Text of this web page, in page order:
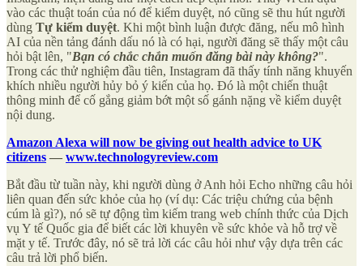
vào các thuật toán của nó để kiểm duyệt, nó cũng sẽ thu hút người
dùng Tự kiểm duyệt. Khi một bình luận được đăng, nếu mô hình
AI của nền tảng đánh dấu nó là có hại, người đăng sẽ thấy một câu
hỏi bật lên, "Bạn có chắc chắn muốn đăng bài này không?".
Trong các thử nghiệm đầu tiên, Instagram đã thấy tính năng khuyến
khích nhiều người hủy bỏ ý kiến ​​của họ. Đó là một chiến thuật
thông minh để cố gắng giảm bớt một số gánh nặng về kiểm duyệt
nội dung.
Amazon Alexa will now be giving out health advice to UK
citizens — www.technologyreview.com
Bắt đầu từ tuần này, khi người dùng ở Anh hỏi Echo những câu hỏi
liên quan đến sức khỏe của họ (ví dụ: Các triệu chứng của bệnh
cúm là gì?), nó sẽ tự động tìm kiếm trang web chính thức của Dịch
vụ Y tế Quốc gia để biết các lời khuyên về sức khỏe và hỗ trợ về
mặt y tế. Trước đây, nó sẽ trả lời các câu hỏi như vậy dựa trên các
câu trả lời phổ biến.